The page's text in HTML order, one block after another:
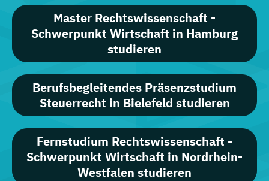
Master Rechtswissenschaft -
Schwerpunkt Wirtschaft in Hamburg
studieren
Berufsbegleitendes Präsenzstudium
Steuerrecht in Bielefeld studieren
Fernstudium Rechtswissenschaft -
Schwerpunkt Wirtschaft in Nordrhein-
Westfalen studieren